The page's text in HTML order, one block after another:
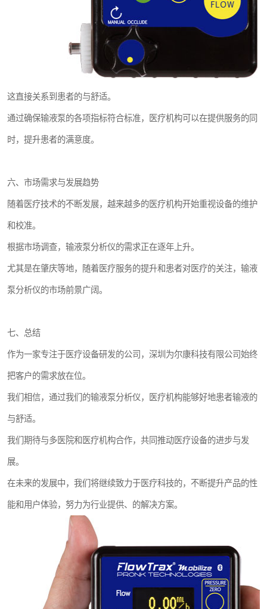
这直接关系到患者的与舒适。
通过确保输液泵的各项指标符合标准，医疗机构可以在提供服务的同
时，提升患者的满意度。
六、市场需求与发展趋势
随着医疗技术的不断发展，越来越多的医疗机构开始重视设备的维护
和校准。
根据市场调查，输液泵分析仪的需求正在逐年上升。
尤其是在肇庆等地，随着医疗服务的提升和患者对医疗的关注，输液
泵分析仪的市场前景广阔。
七、总结
作为一家专注于医疗设备研发的公司，深圳为尔康科技有限公司始终
把客户的需求放在位。
我们相信，通过我们的输液泵分析仪，医疗机构能够好地患者输液的
与舒适。
我们期待与多医院和医疗机构合作，共同推动医疗设备的进步与发
展。
在未来的发展中，我们将继续致力于医疗科技的，不断提升产品的性
能和用户体验，努力为行业提供、的解决方案。